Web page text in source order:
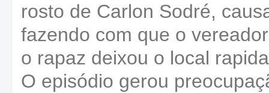
rosto de Carlon Sodré,
fazendo com que o
o rapaz deixou o local
O episódio gerou